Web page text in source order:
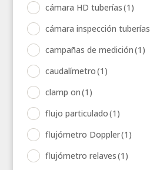
cámara HD tuberías(1)
cámara inspección tuberías
campañas de medición(1)
caudalímetro(1)
clamp on(1)
flujo particulado(1)
flujómetro Doppler(1)
flujómetro relaves(1)